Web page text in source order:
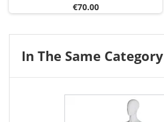
Price
€70.00
In The Same Category